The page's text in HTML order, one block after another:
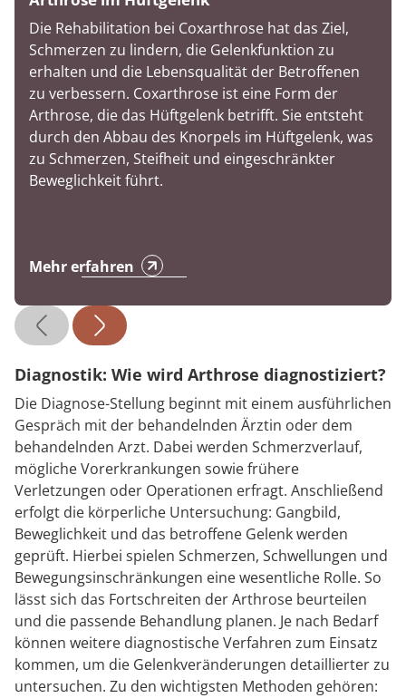
Die Rehabilitation bei Coxarthrose hat das Ziel,
Schmerzen zu lindern, die Gelenkfunktion zu
erhalten und die Lebensqualität der Betroffenen
zu verbessern. Coxarthrose ist eine Form der
Arthrose, die das Hüftgelenk betrifft. Sie entsteht
durch den Abbau des Knorpels im Hüftgelenk, was
zu Schmerzen, Steifheit und eingeschränkter
Beweglichkeit führt.
Mehr erfahren
Diagnostik: Wie wird Arthrose diagnostiziert?
Die Diagnose-Stellung beginnt mit einem ausführlichen
Gespräch mit der behandelnden Ärztin oder dem
behandelnden Arzt. Dabei werden Schmerzverlauf,
mögliche Vorerkrankungen sowie frühere
Verletzungen oder Operationen erfragt. Anschließend
erfolgt die körperliche Untersuchung: Gangbild,
Beweglichkeit und das betroffene Gelenk werden
geprüft. Hierbei spielen Schmerzen, Schwellungen und
Bewegungsinschränkungen eine wesentliche Rolle. So
lässt sich das Fortschreiten der Arthrose beurteilen
und die passende Behandlung planen. Je nach Bedarf
können weitere diagnostische Verfahren zum Einsatz
kommen, um die Gelenkveränderungen detaillierter zu
untersuchen. Zu den wichtigsten Methoden gehören: